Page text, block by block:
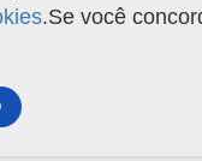
.Se você